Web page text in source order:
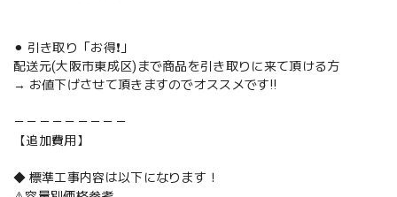
⚫︎ 引き取り「お得❗️」
配送元(大阪市東成区)まで商品を引き取りに来て頂ける方
→ お値下げさせて頂きますのでオススメです‼️
－－－－－－－－－
【追加費用】
◆ 標準工事内容は以下になります！